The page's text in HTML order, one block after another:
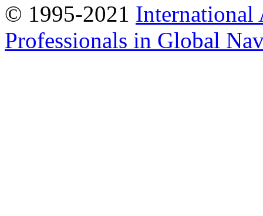
© 1995-2021 International
Professionals in Global